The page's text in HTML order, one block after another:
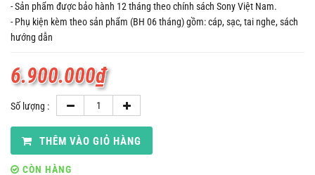
- Sản phẩm được bảo hành 12 tháng theo chính sách Sony Việt Nam.
- Phụ kiện kèm theo sản phẩm (BH 06 tháng) gồm: cáp, sạc, tai nghe, sách
hướng dẫn
6.900.000₫
Số lượng :
THÊM VÀO GIỎ HÀNG
CÒN HÀNG